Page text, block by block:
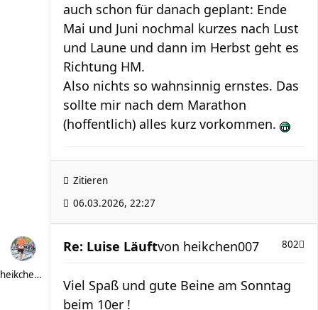
auch schon für danach geplant: Ende
Mai und Juni nochmal kurzes nach Lust
und Laune und dann im Herbst geht es
Richtung HM.
Also nichts so wahnsinnig ernstes. Das
sollte mir nach dem Marathon
(hoffentlich) alles kurz vorkommen.
Zitieren
06.03.2026, 22:27
heikchen007
Re: Luise Läuft 802
von heikchen007
Viel Spaß und gute Beine am Sonntag
beim 10er !